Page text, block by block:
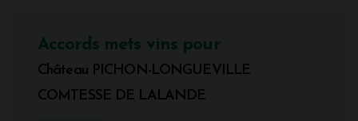
Accords mets vins pour
Château PICHON-LONGUEVILLE
COMTESSE DE LALANDE